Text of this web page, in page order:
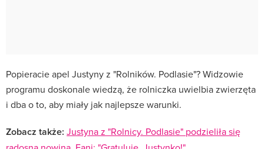
Popieracie apel Justyny z "Rolników. Podlasie"? Widzowie
programu doskonale wiedzą, że rolniczka uwielbia zwierzęta
i dba o to, aby miały jak najlepsze warunki.
Zobacz także: Justyna z "Rolnicy. Podlasie" podzieliła się